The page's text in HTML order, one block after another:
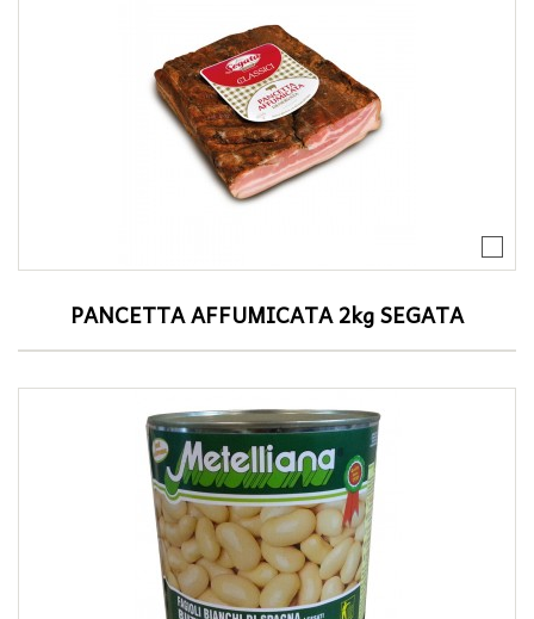
PANCETTA AFFUMICATA 2kg SEGATA